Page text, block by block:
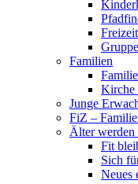
Familien
Kirche
Junge
FiZ –
Älter werden
Fit
Sich
Neues